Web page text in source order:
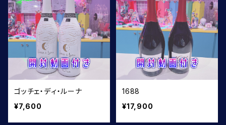
ゴッチェ・ディ・ルーナ
¥7,600
1688
¥17,900